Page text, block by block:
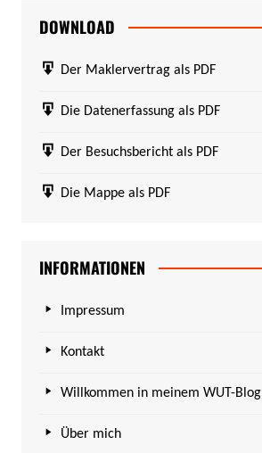
DOWNLOAD
Der Maklervertrag als PDF
Die Datenerfassung als PDF
Der Besuchsbericht als PDF
Die Mappe als PDF
INFORMATIONEN
Impressum
Kontakt
Willkommen in meinem WUT-Blog
Über mich